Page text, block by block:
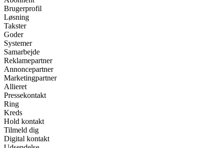
Brugerprofil
Løsning
Takster
Goder
Systemer
Samarbejde
Reklamepartner
Annoncepartner
Marketingpartner
Allieret
Pressekontakt
Ring
Kreds
Hold kontakt
Tilmeld dig
Digital kontakt